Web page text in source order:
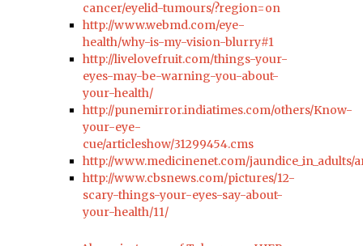
cancer/eyelid-tumours/?region=on
http://www.webmd.com/eye-
health/why-is-my-vision-blurry#1
http://livelovefruit.com/things-your-
eyes-may-be-warning-you-about-
your-health/
http://punemirror.indiatimes.com/others/Know-
your-eye-
cue/articleshow/31299454.cms
http://www.medicinenet.com/jaundice_in_adults/
http://www.cbsnews.com/pictures/12-
scary-things-your-eyes-say-about-
your-health/11/